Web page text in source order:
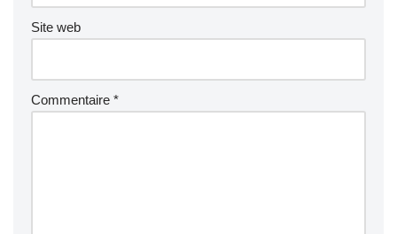
Site web
Commentaire *